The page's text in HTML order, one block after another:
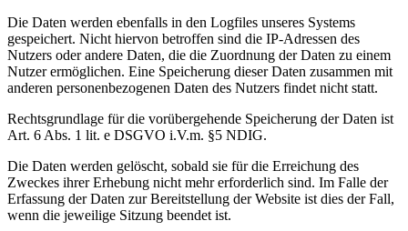
Die Daten werden ebenfalls in den Logfiles unseres Systems
gespeichert. Nicht hiervon betroffen sind die IP-Adressen des
Nutzers oder andere Daten, die die Zuordnung der Daten zu einem
Nutzer ermöglichen. Eine Speicherung dieser Daten zusammen mit
anderen personenbezogenen Daten des Nutzers findet nicht statt.
Rechtsgrundlage für die vorübergehende Speicherung der Daten ist
Art. 6 Abs. 1 lit. e DSGVO i.V.m. §5 NDIG.
Die Daten werden gelöscht, sobald sie für die Erreichung des
Zweckes ihrer Erhebung nicht mehr erforderlich sind. Im Falle der
Erfassung der Daten zur Bereitstellung der Website ist dies der Fall,
wenn die jeweilige Sitzung beendet ist.